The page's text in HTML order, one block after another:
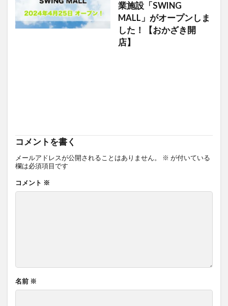
業施設「SWING
MALL」がオープンしま
した！【おかざき開
店】
コメントを書く
メールアドレスが公開されることはありません。 ※ が付いている
欄は必須項目です
コメント ※
名前 ※